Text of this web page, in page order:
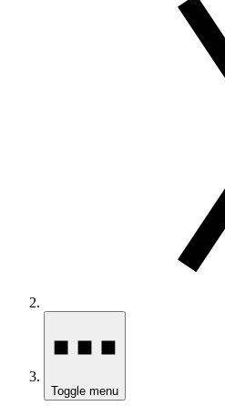
Toggle menu